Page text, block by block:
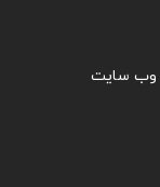
وب سایت